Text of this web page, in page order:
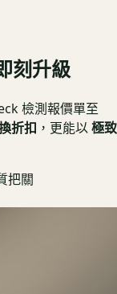
刻升級
檢測報價單至
折扣 ，更能以極致
把關